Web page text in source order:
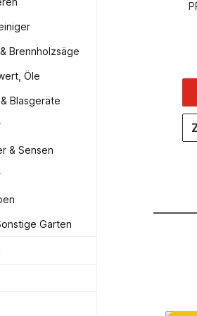
Brennholzsäge
Öle
Blasgeräte
& Sensen
Garten
Lochzirkel L.200mm m.
10,35 €*
Vergleich hinzufügen